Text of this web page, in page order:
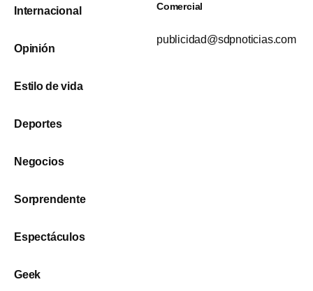
Internacional
Opinión
Estilo de vida
Deportes
Negocios
Sorprendente
Espectáculos
Geek
Comercial
publicidad@sdpnoticias.com